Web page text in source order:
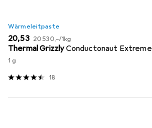
Wärmeleitpaste
EUR
20,53 EUR
20 530,–/1kg
Thermal GrizzlyConductonaut Extreme
1 g
18